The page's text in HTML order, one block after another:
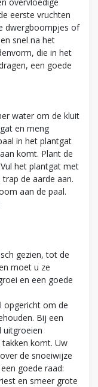
eerste vruchten
dwergboompjes of
snel na het
die in het
een goede
water om de kluit
en meng
in het plantgat
komt. Plant de
het plantgat met
de aarde aan.
aan de paal.
gezien, tot de
moet u ze
en een goede
opgericht om de
Bij een
uitgroeien
komt. Uw
de snoeiwijze
goede raad:
en smeer grote